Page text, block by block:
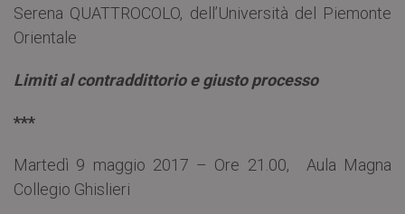
Serena QUATTROCOLO, dell’Università del Piemonte
Orientale
Limiti al contraddittorio e giusto processo
***
Martedì 9 maggio 2017 – Ore 21.00, Aula Magna
Collegio Ghislieri